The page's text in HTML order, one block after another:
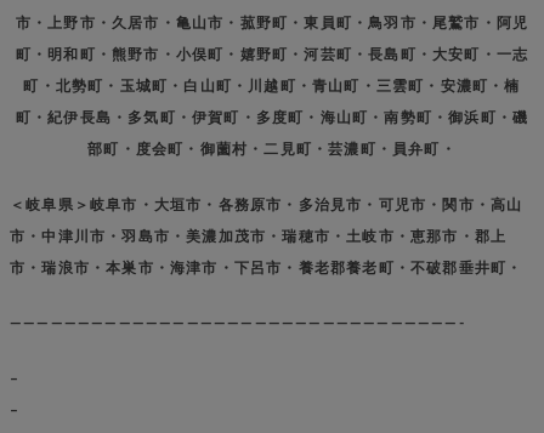
市・上野市・久居市・亀山市・菰野町・東員町・鳥羽市・尾鷲市・阿児
町・明和町・熊野市・小俣町・嬉野町・河芸町・長島町・大安町・一志
町・北勢町・玉城町・白山町・川越町・青山町・三雲町・安濃町・楠
町・紀伊長島・多気町・伊賀町・多度町・海山町・南勢町・御浜町・磯
部町・度会町・御薗村・二見町・芸濃町・員弁町・
＜岐阜県＞岐阜市・大垣市・各務原市・多治見市・可児市・関市・高山
市・中津川市・羽島市・美濃加茂市・瑞穂市・土岐市・恵那市・郡上
市・瑞浪市・本巣市・海津市・下呂市・養老郡養老町・不破郡垂井町・
—————————————————————————————————-
–
–